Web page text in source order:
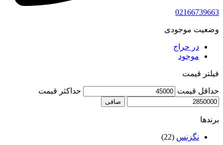
02166739663
وضعیت موجودی
در حراج
موجود
فیلتر قیمت
حداقل قیمت حداكثر قيمت
صافی
برندها
نگزنس (22)